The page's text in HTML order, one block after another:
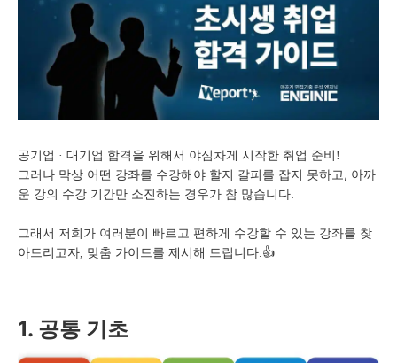
공기업 · 대기업 합격을 위해서 야심차게 시작한 취업 준비!
그러나 막상 어떤 강좌를 수강해야 할지 갈피를 잡지 못하고, 아까
운 강의 수강 기간만 소진하는 경우가 참 많습니다.
그래서 저희가 여러분이 빠르고 편하게 수강할 수 있는 강좌를 찾
아드리고자, 맞춤 가이드를 제시해 드립니다.👍
1. 공통 기초